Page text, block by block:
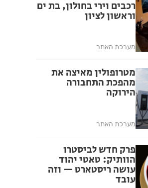
רכבים וירי בחולון, בת ים
וראשון לציון
מערכת האתר
מטרופולין מאיצה את
מהפכת התחבורה
הירוקה
מערכת האתר
פרק חדש לביסטרו
הוותיק: טאטי יהוד
עושה ריסטארט — וזה
עובד